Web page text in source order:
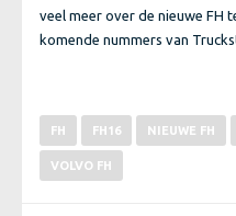
veel meer over de nieuwe FH
komende nummers van
FH FH16 NIEUWE FH
VOLVO FH